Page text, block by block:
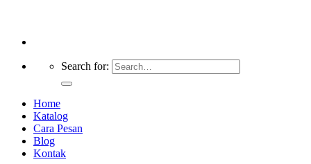
Search for:
Home
Katalog
Cara Pesan
Blog
Kontak